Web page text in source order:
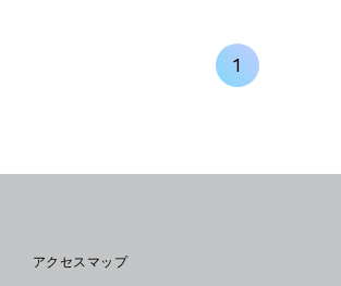
1
アクセスマップ